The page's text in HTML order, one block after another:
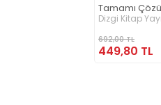
Tamamı
İlker Eroğlu
Dizgi Kitap
692,00 TL
449,80 TL